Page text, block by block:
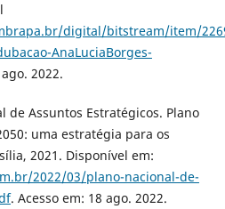
digital/bitstream/item/
AnaLuciaBorges-
2022.
de Assuntos Estratégicos. Plano
uma estratégia para os
2021. Disponível em:
2022/03/plano-nacional-de-
. Acesso em: 18 ago. 2022.